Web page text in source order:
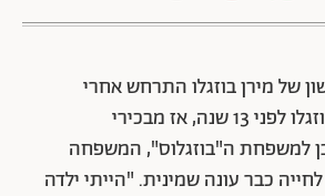
של מירן בוזגלו התרחש אחרי
חתונתה עם מאור בוזגלו לפני 13 שנה, אז מבכירי
למשפחת ה"בוזגלוס", המשפחה
כבר עונה שמינית. "הייתי ילדה